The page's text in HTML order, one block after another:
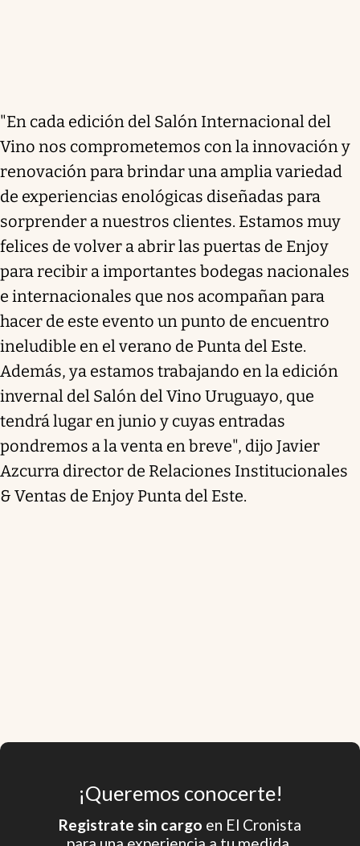
"En cada edición del Salón Internacional del
Vino nos comprometemos con la innovación y
renovación para brindar una amplia variedad
de experiencias enológicas diseñadas para
sorprender a nuestros clientes. Estamos muy
felices de volver a abrir las puertas de Enjoy
para recibir a importantes bodegas nacionales
e internacionales que nos acompañan para
hacer de este evento un punto de encuentro
ineludible en el verano de Punta del Este.
Además, ya estamos trabajando en la edición
invernal del Salón del Vino Uruguayo, que
tendrá lugar en junio y cuyas entradas
pondremos a la venta en breve", dijo Javier
Azcurra director de Relaciones Institucionales
& Ventas de Enjoy Punta del Este.
¡Queremos conocerte!
Registrate sin cargo en El Cronista